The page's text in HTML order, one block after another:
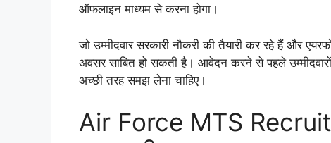
ऑफलाइन माध्यम से करना होगा।
जो उम्मीदवार सरकारी नौकरी की तैयारी कर रहे हैं और
अवसर साबित हो सकती है। आवेदन करने से पहले
अच्छी तरह समझ लेना चाहिए।
Air Force MTS